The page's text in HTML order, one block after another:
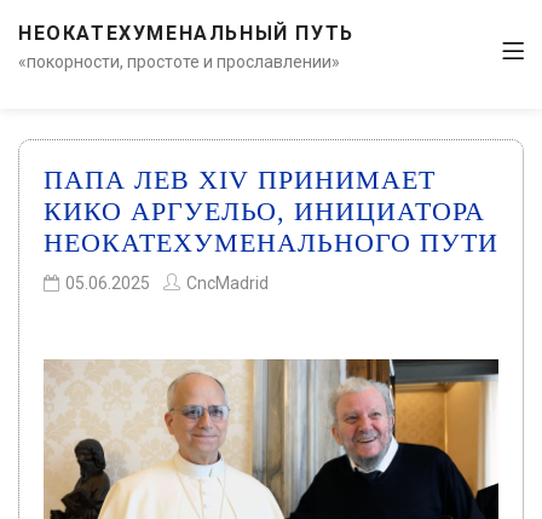
НЕОКАТЕХУМЕНАЛЬНЫЙ ПУТЬ
«покорности, простоте и прославлении»
ПАПА ЛЕВ XIV ПРИНИМАЕТ
КИКО АРГУЕЛЬО, ИНИЦИАТОРА
НЕОКАТЕХУМЕНАЛЬНОГО ПУТИ
05.06.2025 CncMadrid